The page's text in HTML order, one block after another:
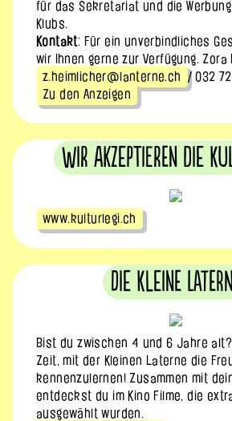
für das Sekretariat und die
Klubs.
Kontakt: Für ein unverbindliches
wir Ihnen gerne zur Verfügung. Zora
z.heimlicher@lanterne.ch / 032
Zu den Anzeigen
Wir akzeptieren die
www.kulturlegi.ch
Die Kleine
Bist du zwischen 4 und 6 Jahre
Zeit, mit der Kleinen Laterne die
kennenzulernen! Zusammen mit
entdeckst du im Kino Filme, die
ausgewählt wurden.